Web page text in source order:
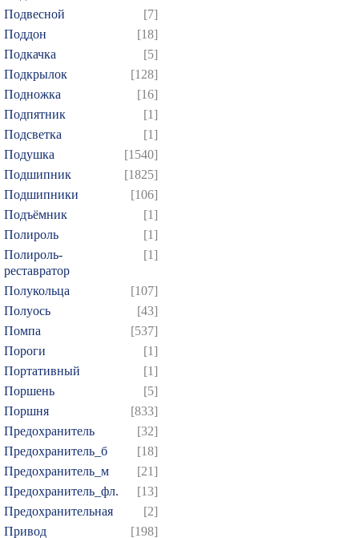
Подвесной
[7]
Поддон
[18]
Подкачка
[5]
Подкрылок
[128]
Подножка
[16]
Подпятник
[1]
Подсветка
[1]
Подушка
[1540]
Подшипник
[1825]
Подшипники
[106]
Подъёмник
[1]
Полироль
[1]
Полироль-
реставратор
[1]
Полукольца
[107]
Полуось
[43]
Помпа
[537]
Пороги
[1]
Портативный
[1]
Поршень
[5]
Поршня
[833]
Предохранитель
[32]
Предохранитель_б
[18]
Предохранитель_м
[21]
Предохранитель_фл.
[13]
Предохранительная
[2]
Привод
[198]